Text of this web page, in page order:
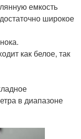
емкость
широкое
как белое, так
в диапазоне